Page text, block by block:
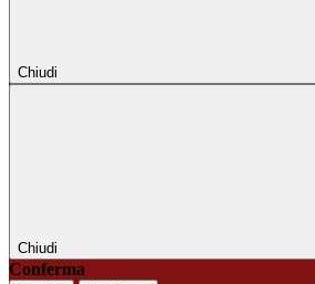
Chiudi
Chiudi
Conferma